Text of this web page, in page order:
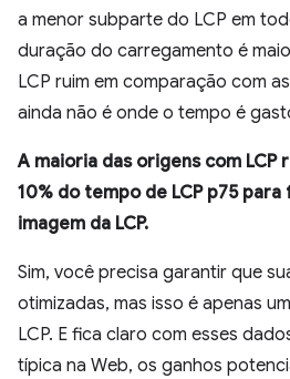
a menor subparte do LCP em
duração do carregamento é
LCP ruim em comparação com
ainda não é onde o tempo é
A maioria das origens com LCP
10% do tempo de LCP p75
imagem da LCP.
Sim, você precisa garantir que
otimizadas, mas isso é apenas
LCP. E fica claro com esses
típica na Web, os ganhos